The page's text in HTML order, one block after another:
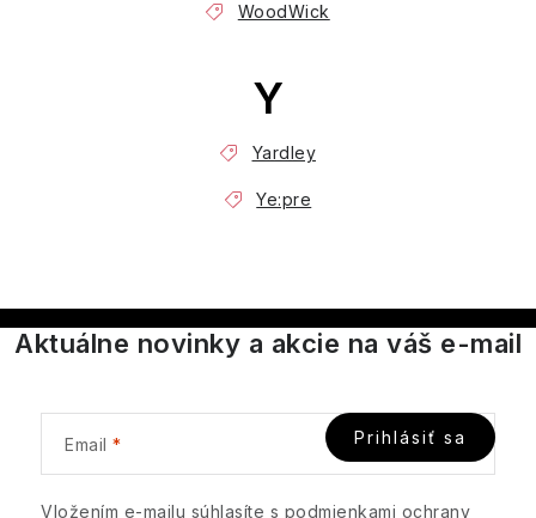
WoodWick
Y
Yardley
Ye:pre
Aktuálne novinky a akcie na váš e-mail
Email
Vložením e-mailu súhlasíte s podmienkami ochrany
Prihlásiť sa